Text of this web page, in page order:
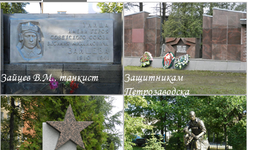
Зайцев В.М., танкист
Защитникам
Петрозаводска